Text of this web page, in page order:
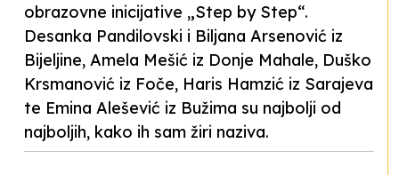
obrazovne inicijative „Step by Step“.
Desanka Pandilovski i Biljana Arsenović iz
Bijeljine, Amela Mešić iz Donje Mahale, Duško
Krsmanović iz Foče, Haris Hamzić iz Sarajeva
te Emina Alešević iz Bužima su najbolji od
najboljih, kako ih sam žiri naziva.